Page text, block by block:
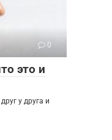
0
это и
у друга и